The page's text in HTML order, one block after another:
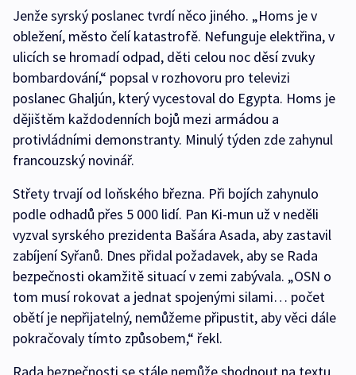
Jenže syrský poslanec tvrdí něco jiného. „Homs je v
obležení, město čelí katastrofě. Nefunguje elektřina, v
ulicích se hromadí odpad, děti celou noc děsí zvuky
bombardování,“ popsal v rozhovoru pro televizi
poslanec Ghaljún, který vycestoval do Egypta. Homs je
dějištěm každodenních bojů mezi armádou a
protivládními demonstranty. Minulý týden zde zahynul
francouzský novinář.
Střety trvají od loňského března. Při bojích zahynulo
podle odhadů přes 5 000 lidí. Pan Ki-mun už v neděli
vyzval syrského prezidenta Bašára Asada, aby zastavil
zabíjení Syřanů. Dnes přidal požadavek, aby se Rada
bezpečnosti okamžitě situací v zemi zabývala. „OSN o
tom musí rokovat a jednat spojenými silami… počet
obětí je nepřijatelný, nemůžeme připustit, aby věci dále
pokračovaly tímto způsobem,“ řekl.